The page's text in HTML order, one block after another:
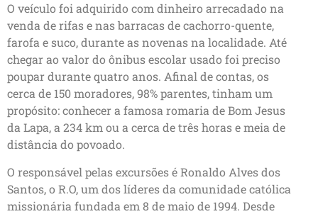
O veículo foi adquirido com dinheiro arrecadado na
venda de rifas e nas barracas de cachorro-quente,
farofa e suco, durante as novenas na localidade. Até
chegar ao valor do ônibus escolar usado foi preciso
poupar durante quatro anos. Afinal de contas, os
cerca de 150 moradores, 98% parentes, tinham um
propósito: conhecer a famosa romaria de Bom Jesus
da Lapa, a 234 km ou a cerca de três horas e meia de
distância do povoado.
O responsável pelas excursões é Ronaldo Alves dos
Santos, o R.O, um dos líderes da comunidade católica
missionária fundada em 8 de maio de 1994. Desde